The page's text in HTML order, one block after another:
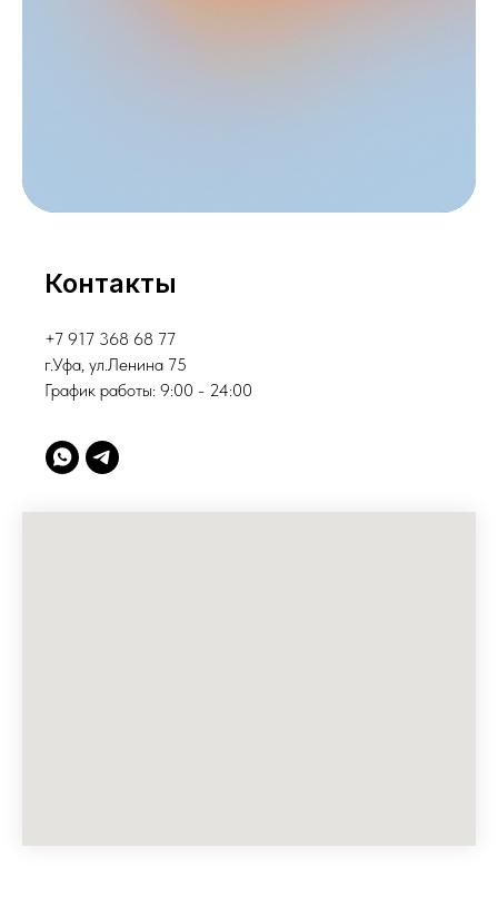
Контакты
+7 917 368 68 77
г.Уфа, ул.Ленина 75
График работы: 9:00 - 24:00